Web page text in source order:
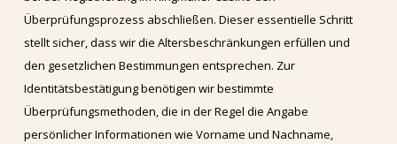
Überprüfungsprozess abschließen. Dieser essentielle Schritt
stellt sicher, dass wir die Altersbeschränkungen erfüllen und
den gesetzlichen Bestimmungen entsprechen. Zur
Identitätsbestätigung benötigen wir bestimmte
Überprüfungsmethoden, die in der Regel die Angabe
persönlicher Informationen wie Vorname und Nachname,